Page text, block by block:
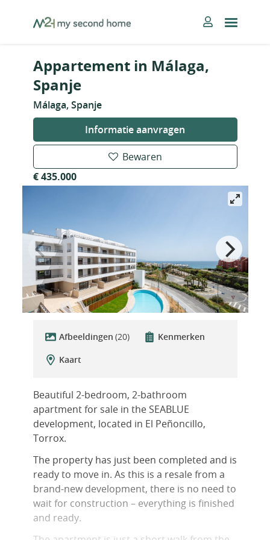
MySecondHome
Appartement in Málaga,
Spanje
Málaga, Spanje
Informatie aanvragen
Bewaren
€ 435.000
Afbeeldingen (20)
Kenmerken
Kaart
Beautiful 2-bedroom, 2-bathroom
apartment for sale in the SEABLUE
development, located in El Peñoncillo,
Torrox.
The property has just been completed and is
ready to move in. As this is a resale from a
brand-new development, there is no need to
wait for construction – everything is finished
and ready.